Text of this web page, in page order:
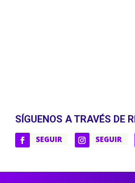
SÍGUENOS A TRAVÉS DE
SEGUIR SEGUIR